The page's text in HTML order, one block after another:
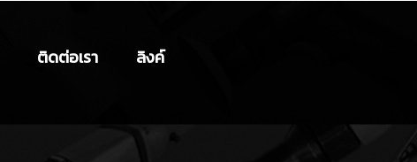
ติดต่อเรา ลิงค์